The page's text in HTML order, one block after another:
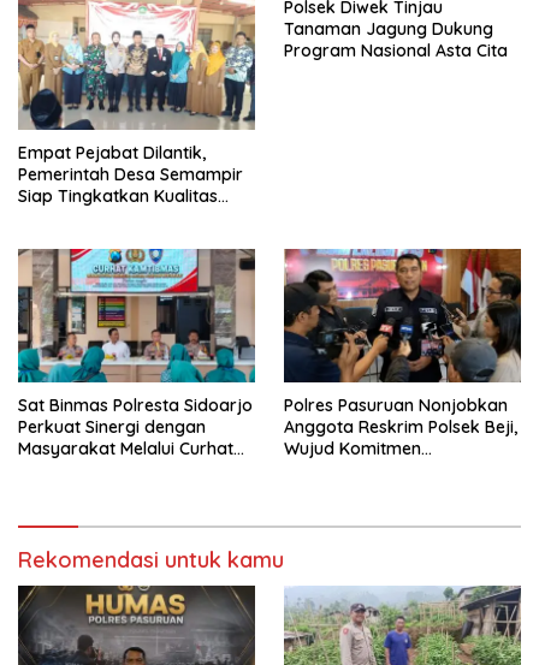
Empat Pejabat Dilantik,
Pemerintah Desa Semampir
Siap Tingkatkan Kualitas
Polsek Diwek Tinjau
Tanaman Jagung Dukung
Program Nasional Asta Cita
Sat Binmas Polresta Sidoarjo
Perkuat Sinergi dengan
Masyarakat Melalui Curhat
Polres Pasuruan Nonjobkan
Anggota Reskrim Polsek Beji,
Wujud Komitmen
Rekomendasi untuk kamu